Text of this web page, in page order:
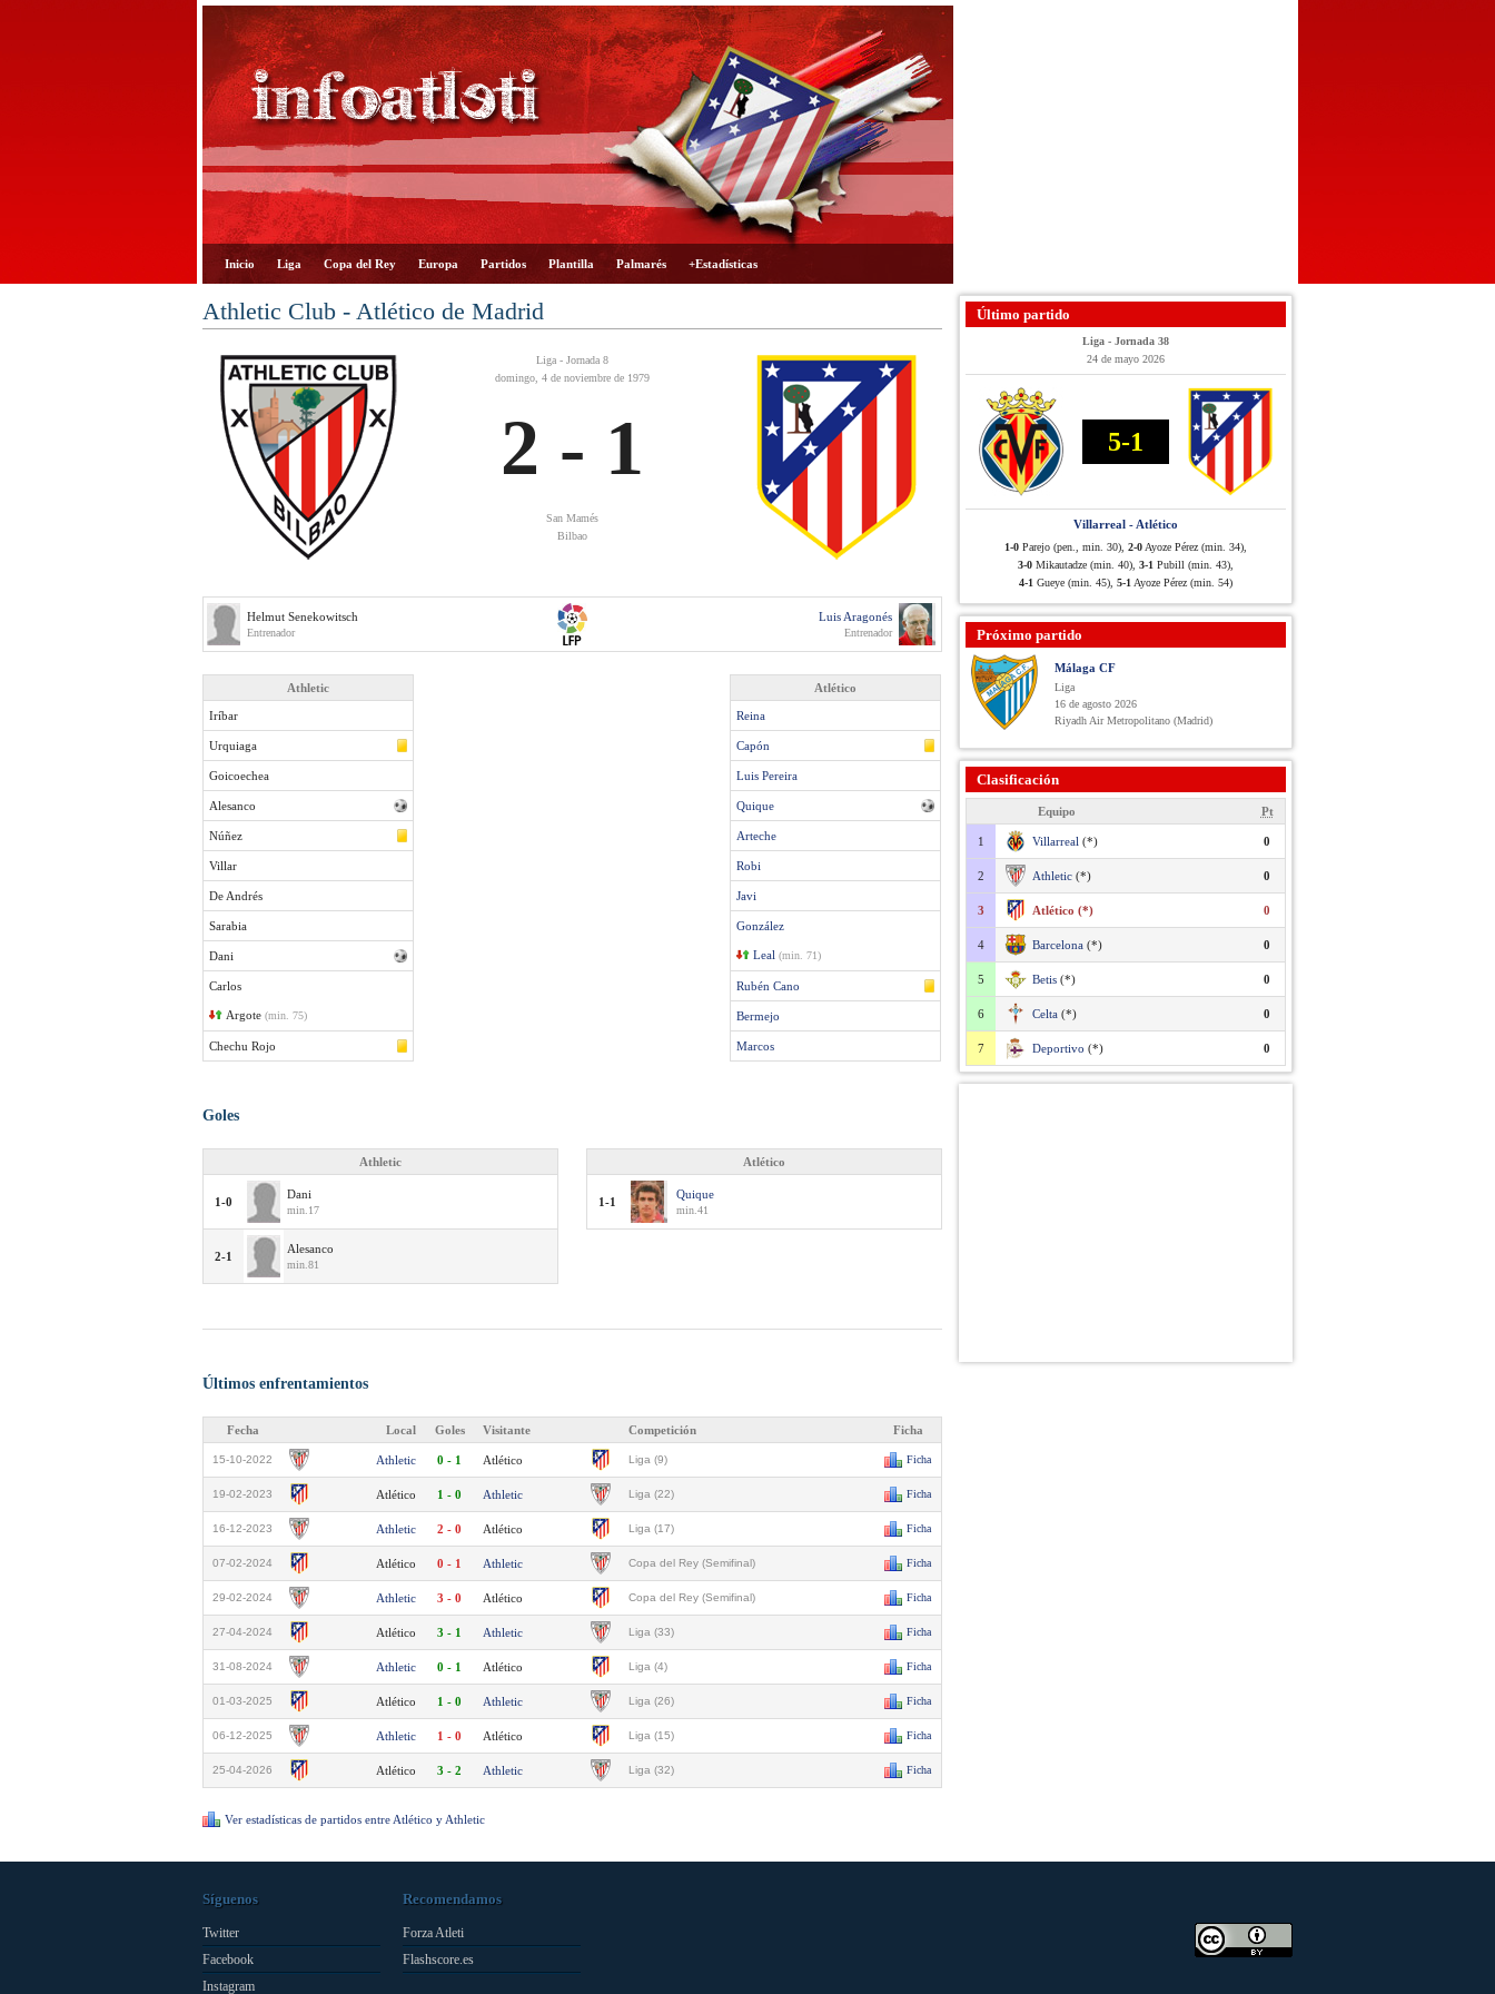
Inicio Liga Copa del Rey Europa Partidos Plantilla Palmarés +Estadísticas
Athletic Club - Atlético de Madrid
Liga - Jornada 8
domingo, 4 de noviembre de 1979
2 - 1
San Mamés
Bilbao
Helmut Senekowitsch
Entrenador
Luis Aragonés
Entrenador
Athletic
Iríbar
Urquiaga
Goicoechea
Alesanco
Núñez
Villar
De Andrés
Sarabia
Dani
Carlos
Argote (min. 75)
Chechu Rojo
Atlético
Reina
Capón
Luis Pereira
Quique
Arteche
Robi
Javi
González
Leal (min. 71)
Rubén Cano
Bermejo
Marcos
Goles
Athletic
1-0
Dani
min.17
2-1
Alesanco
min.81
Atlético
1-1
Quique
min.41
Últimos enfrentamientos
Fecha Local Goles Visitante Competición Ficha
15-10-2022 Athletic 0 - 1 Atlético Liga (9) Ficha
19-02-2023 Atlético 1 - 0 Athletic Liga (22) Ficha
16-12-2023 Athletic 2 - 0 Atlético Liga (17) Ficha
07-02-2024 Atlético 0 - 1 Athletic Copa del Rey (Semifinal) Ficha
29-02-2024 Athletic 3 - 0 Atlético Copa del Rey (Semifinal) Ficha
27-04-2024 Atlético 3 - 1 Athletic Liga (33) Ficha
31-08-2024 Athletic 0 - 1 Atlético Liga (4) Ficha
01-03-2025 Atlético 1 - 0 Athletic Liga (26) Ficha
06-12-2025 Athletic 1 - 0 Atlético Liga (15) Ficha
25-04-2026 Atlético 3 - 2 Athletic Liga (32) Ficha
Ver estadísticas de partidos entre Atlético y Athletic
Último partido
Liga - Jornada 38
24 de mayo 2026
5-1
Villarreal - Atlético
1-0 Parejo (pen., min. 30), 2-0 Ayoze Pérez (min. 34),
3-0 Mikautadze (min. 40), 3-1 Pubill (min. 43),
4-1 Gueye (min. 45), 5-1 Ayoze Pérez (min. 54)
Próximo partido
Málaga CF
Liga
16 de agosto 2026
Riyadh Air Metropolitano (Madrid)
Clasificación
Equipo Pt
1 Villarreal (*) 0
2 Athletic (*) 0
3 Atlético (*) 0
4 Barcelona (*) 0
5 Betis (*) 0
6 Celta (*) 0
7 Deportivo (*) 0
Síguenos
Twitter
Facebook
Instagram
Recomendamos
Forza Atleti
Flashscore.es